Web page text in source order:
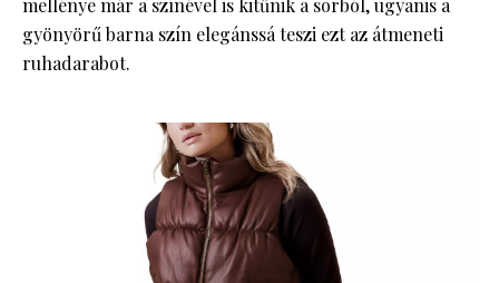
mellénye már a színével is kitűnik a sorból, ugyanis a
gyönyörű barna szín elegánssá teszi ezt az átmeneti
ruhadarabot.